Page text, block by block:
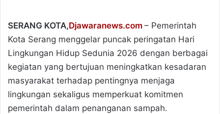
SERANG KOTA,Djawaranews.com – Pemerintah
Kota Serang menggelar puncak peringatan Hari
Lingkungan Hidup Sedunia 2026 dengan berbagai
kegiatan yang bertujuan meningkatkan kesadaran
masyarakat terhadap pentingnya menjaga
lingkungan sekaligus memperkuat komitmen
pemerintah dalam penanganan sampah.